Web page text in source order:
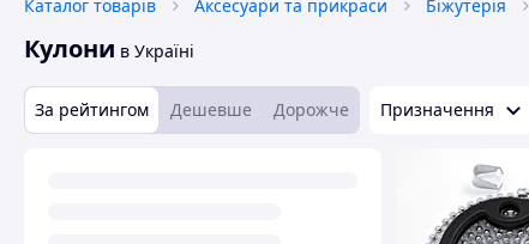
Каталог товарів Аксесуари та прикраси Біжутерія
Кулони в Україні
За рейтингом Дешевше Дорожче Призначення